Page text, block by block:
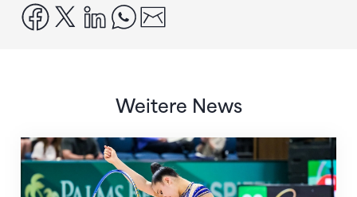
facebook
x linkedinwhatsapp
Weitere News
Nächster Halt: Weltmeisterschaft